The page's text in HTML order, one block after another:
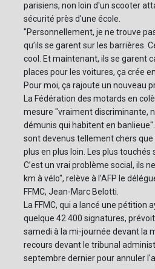
parisiens, non loin d'un scooter
sécurité près d'une école.
"Personnellement, je ne trouve
qu’ils se garent sur les barrières.
cool. Et maintenant, ils se garent
places pour les voitures, ça crée
Pour moi, ça rajoute un nouveau
La Fédération des motards en
mesure "vraiment discriminante,
démunis qui habitent en
sont devenus tellement chers que
plus en plus loin. Les plus touchés
C’est un vrai problème social, ils
km à vélo", relève à l'AFP le
FFMC, Jean-Marc Belotti.
La FFMC, qui a lancé une pétition
quelque 42.400 signatures,
samedi à la mi-journée devant la
recours devant le tribunal
septembre dernier pour annuler